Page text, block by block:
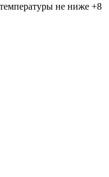
не ниже +8